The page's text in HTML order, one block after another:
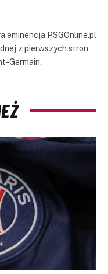
eminencja PSGOnline.pl
z pierwszych stron
Germain.